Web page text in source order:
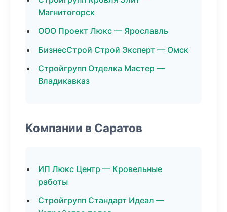
Магнитогорск
ООО Проект Люкс — Ярославль
БизнесСтрой Строй Эксперт — Омск
Стройгрупп Отделка Мастер —
Владикавказ
Компании в Саратов
ИП Люкс Центр — Кровельные
работы
Стройгрупп Стандарт Идеал —